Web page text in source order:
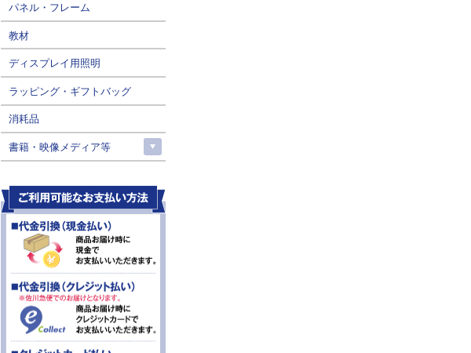
パネル・フレーム
教材
ディスプレイ用照明
ラッピング・ギフトバッグ
消耗品
書籍・映像メディア等